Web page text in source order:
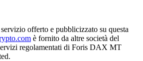
offerto e pubblicizzato su questa
è fornito da altre società del
regolamentati di Foris DAX MT